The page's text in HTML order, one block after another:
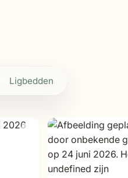
Ligbedden